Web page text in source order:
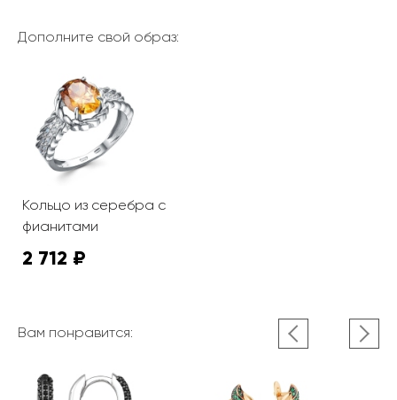
Дополните свой образ:
Кольцо из серебра с
фианитами
2 712 ₽
Вам понравится: